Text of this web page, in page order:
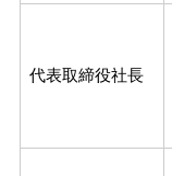
代表取締役社長